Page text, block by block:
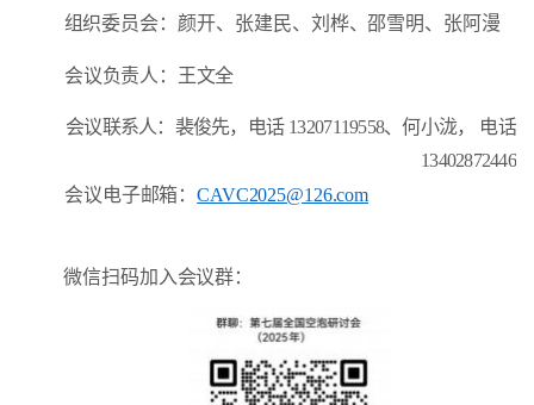
组织委员会：颜开、张建民、刘桦、邵雪明、张阿漫
会议负责人：王文全
会议联系人：裴俊先，电话 13207119558、何小泷，
电话
13402872446
会议电子邮箱：CAVC2025@126.com
微信扫码加入会议群：